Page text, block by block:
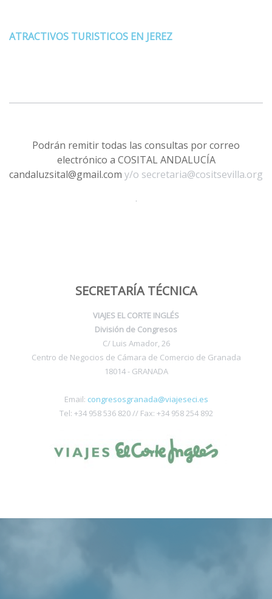
ATRACTIVOS TURISTICOS EN JEREZ
Podrán remitir todas las consultas por correo
electrónico a COSITAL ANDALUCÍA
candaluzsital@gmail.com y/o secretaria@cositsevilla.org
.
SECRETARÍA TÉCNICA
VIAJES EL CORTE INGLÉS
División de Congresos
C/ Luis Amador, 26
Centro de Negocios de Cámara de Comercio de Granada
18014 - GRANADA
Email: congresosgranada@viajeseci.es
Tel: +34 958 536 820 // Fax: +34 958 254 892